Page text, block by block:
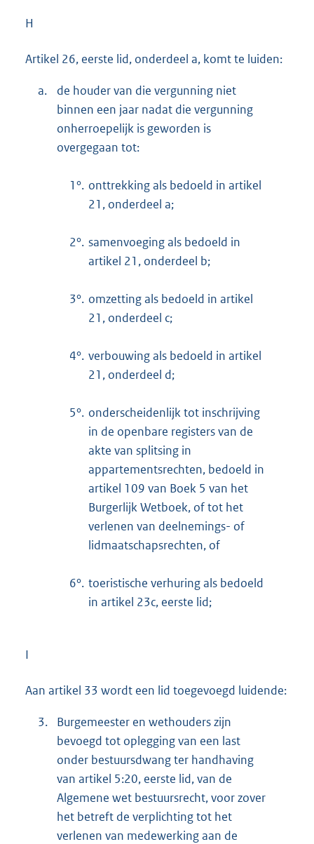
H
Artikel 26, eerste lid, onderdeel a, komt te luiden:
a.
de houder van die vergunning niet
binnen een jaar nadat die vergunning
onherroepelijk is geworden is
overgegaan tot:
1°. onttrekking als bedoeld in artikel
21, onderdeel a;
2°. samenvoeging als bedoeld in
artikel 21, onderdeel b;
3°. omzetting als bedoeld in artikel
21, onderdeel c;
4°. verbouwing als bedoeld in artikel
21, onderdeel d;
5°. onderscheidenlijk tot inschrijving
in de openbare registers van de
akte van splitsing in
appartementsrechten, bedoeld in
artikel 109 van Boek 5 van het
Burgerlijk Wetboek, of tot het
verlenen van deelnemings- of
lidmaatschapsrechten, of
6°. toeristische verhuring als bedoeld
in artikel 23c, eerste lid;
I
Aan artikel 33 wordt een lid toegevoegd luidende:
3.
Burgemeester en wethouders zijn
bevoegd tot oplegging van een last
onder bestuursdwang ter handhaving
van artikel 5:20, eerste lid, van de
Algemene wet bestuursrecht, voor zover
het betreft de verplichting tot het
verlenen van medewerking aan de